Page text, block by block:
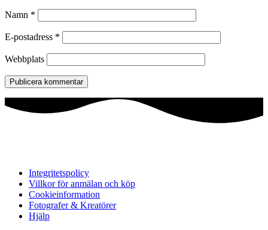
Namn *
E-postadress *
Webbplats
Integritetspolicy
Villkor för anmälan och köp
Cookieinformation
Fotografer & Kreatörer
Hjälp